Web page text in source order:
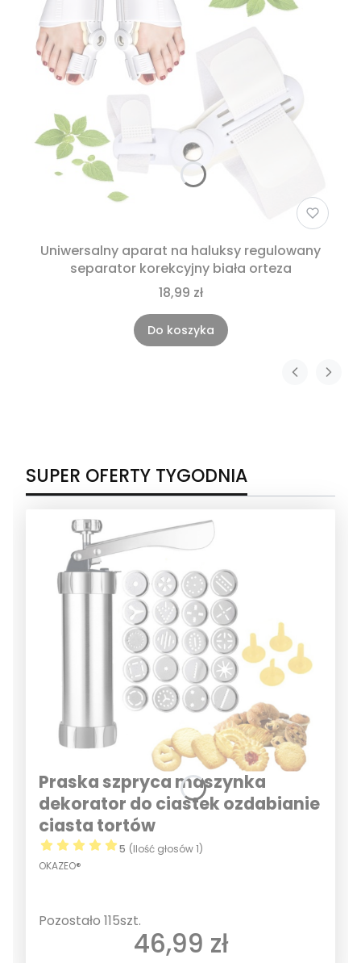
Uniwersalny aparat na haluksy regulowany
separator korekcyjny biała orteza
18,99 zł
Do koszyka
SUPER OFERTY TYGODNIA
Praska szpryca maszynka
dekorator do ciastek ozdabianie
ciasta tortów
5 (Ilość głosów 1)
OKAZEO®
Pozostało 115szt.
Cena
46,99 zł